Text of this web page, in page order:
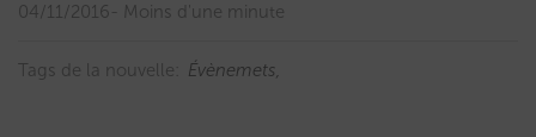
04/11/2016 Moins d'une minute
Tags de la nouvelle: Évènemets